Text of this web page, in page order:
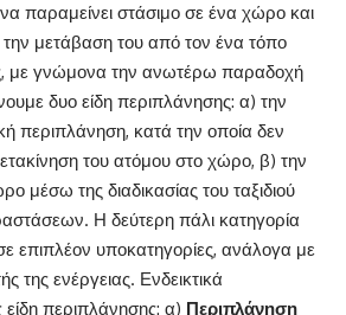
να παραμείνει στάσιμο σε ένα χώρο και
την μετάβαση του από τον ένα τόπο
με γνώμονα την ανωτέρω παραδοχή
δυο είδη περιπλάνησης: α) την
περιπλάνηση, κατά την οποία δεν
του ατόμου στο χώρο, β) την
μέσω της διαδικασίας του ταξιδιού
Η δεύτερη πάλι κατηγορία
επιπλέον υποκατηγορίες, ανάλογα με
της ενέργειας. Ενδεικτικά
περιπλάνησης: α) Περιπλάνηση